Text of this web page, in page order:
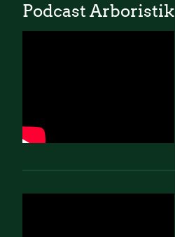
Podcast Arboristik